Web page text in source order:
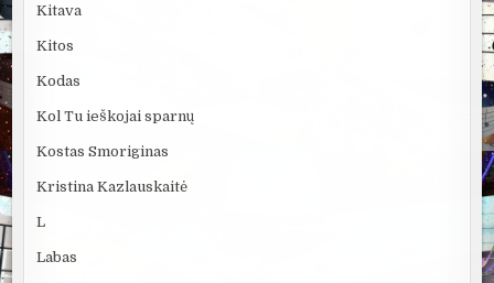
Kitava
Kitos
Kodas
Kol Tu ieškojai sparnų
Kostas Smoriginas
Kristina Kazlauskaitė
L
Labas